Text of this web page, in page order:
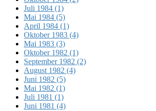
Juli 1984 (1)
Mai 1984 (5)
April 1984 (1)
Oktober 1983 (4)
Mai 1983 (3)
Oktober 1982 (1)
September 1982 (2)
August 1982 (4)
Juni 1982 (5)
Mai 1982 (1)
Juli 1981 (1)
Juni 1981 (4)